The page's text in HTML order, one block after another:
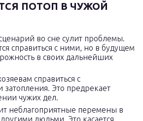
ПОТОП В ЧУЖОЙ
во сне сулит проблемы.
справиться с ними, но в будущем
в своих дальнейших
справиться с
затопления. Это предрекает
чужих дел.
неблагоприятные перемены в
людьми, Это касается